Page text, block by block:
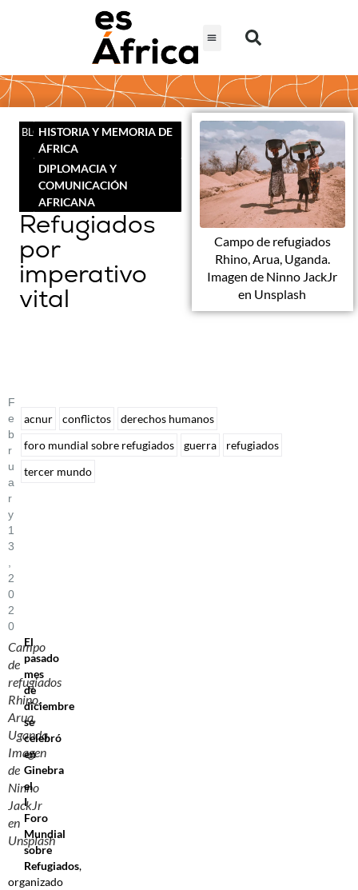
BLOGHISTORIA Y MEMORIA DE
ÁFRICA
DIPLOMACIA Y
COMUNICACIÓN
AFRICANA
Refugiados
por
imperativo
vital
Campo de refugiados
Rhino, Arua, Uganda.
Imagen de Ninno JackJr
en Unsplash
F
E
B
R
U
A
R
Y
1
3
2
0
2
0
Campo
de
refugiados
Rhino,
Arua,
Uganda.
Imagen
de
Ninno
JackJr
en
Unsplash
El
pasado
mes
de
diciembre
se
celebró
en
Ginebra
el
I
Foro
Mundial
sobre
Refugiados,
organizado
acnur conflictos
derechos humanos
foro mundial sobre refugiados
guerra
refugiados
tercer mundo